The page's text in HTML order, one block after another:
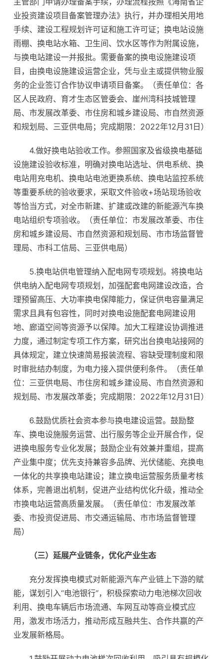
业投资建设项目备案管理办法》执行，并办理相关用地
手续、建设工程规划许可证和施工许可证；换电站设施
雨棚、换电站水箱、卫生间、饮水区等作为附属设施，
与换电站建设一并报批。需要备案的换电设施建设项
目，由换电设施建设运营企业，凭与业主或提供物业服
务的企业签订合作协议申请项目备案。（责任单位：各
区人民政府、育才生态区管委会、崖州湾科技城管理
局、市发展改革委、市住房和城乡建设局、市自然资源
和规划局、三亚供电局；完成期限：2022年12月31日）
4.做好换电站验收工作。参照国家及省级换电基础
设施建设验收标准，明确对换电站选址、供电系统、换
电站用充电机、换电站电池更换系统、换电站监控系统
等重要系统的验收要求，采取文件验收+场站现场验收
等恰当方式，对全市新建、扩建或改建的新能源汽车换
电站组织专项验收。（责任单位：市发展改革委、市住
房和城乡建设局、市自然资源和规划局、市市场监督管
理局、市科工信局、三亚供电局）
5.换电站供电管理纳入配电网专项规划。将换电站
供电纳入配电网专项规划，加强配套电网建设改造，合
理预留高压、大功率换电保障能力，保证供电容量满足
需求且具有包容性，同时对换电设施配套电网建设用
地、廊道空间等资源予以保障。加大工程建设协调推进
力度，通过制定专项工作方案，研究出台换电站接网的
具体规定，建立快速简易报装流程、容缺受理制度和限
时审批结办制度，为电力接入提供便利条件。（责任单
位：三亚供电局、市住房和城乡建设局、市自然资源和
规划局、市发展改革委；完成期限：2022年12月31日）
6.鼓励优质社会资本参与换电建设运营。鼓励整
车、换电设施服务运营、出行服务等企业开展合作，促
进换电服务专业化发展；鼓励企业有效兼并重组，提高
产业集中度；优先支持兼容多品牌、光伏储能、充换电
一体化的共享换电站建设；建立换电运营服务质量考核
体系，完善退出机制，促进产业结构优化升级，推动全
市换电站运营高质量发展。（责任单位：市发展改革
委、市投资促进局、市交通运输局、市市场监督管理
局）
（三）延展产业链条，优化产业生态
充分发挥换电模式对新能源汽车产业链上下游的赋
能，谋划引入“电池银行”，积极探索动力电池梯次回收
利用、换电车辆后市场流通、车网互动等商业模式应
用，激发市场活力，推动形成互融共生、合作共赢的产
业发展新格局。